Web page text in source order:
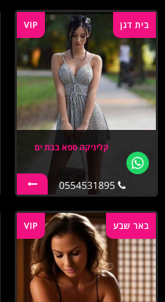
VIP בית דגן
קליניקה ספא בבת ים
0554531895
VIP באר שבע